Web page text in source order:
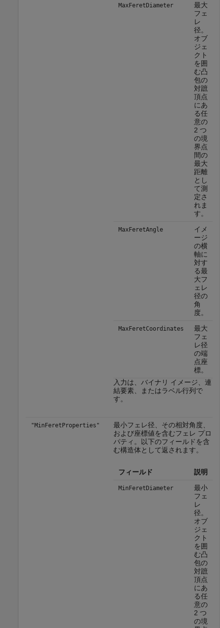
MaxFeretDiameter
最大
フェ
レ
径。
オブ
ジェ
クト
を囲
む凸
包の
対蹠
頂点
にあ
る任
意の
2 つ
の境
界点
間の
最大
距離
とし
て測
定さ
れま
す。
MaxFeretAngle
イメ
ージ
の横
軸に
対す
る最
大フ
ェレ
径の
角
度。
MaxFeretCoordinates
最大
フェ
レ径
の端
点座
標。
入力は、バイナリ イメージ、連
結要素、またはラベル行列で
す。
"MinFeretProperties"
最小フェレ径、その相対角度、
および座標値を含むフェレ プロ
パティ。以下のフィールドを含
む構造体として返されます。
フィールド 説明
MinFeretDiameter
最小
フェ
レ
径。
オブ
ジェ
クト
を囲
む凸
包の
対蹠
頂点
にあ
る任
意の
2 つ
の境